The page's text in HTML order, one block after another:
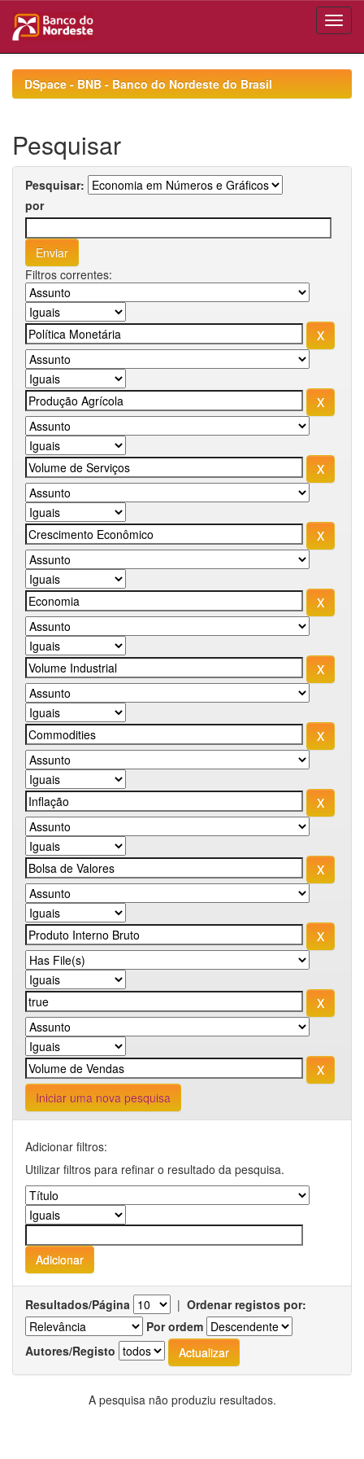
navigationDSpace - BNB - Banco do Nordeste do Brasil
Pesquisar
Pesquisar:
por
Filtros correntes:
Iniciar uma nova pesquisa
Adicionar filtros:
Utilizar filtros para refinar o resultado da pesquisa.
Resultados/Página | Ordenar registos por:
Por ordem
Autores/Registo
A pesquisa não produziu resultados.